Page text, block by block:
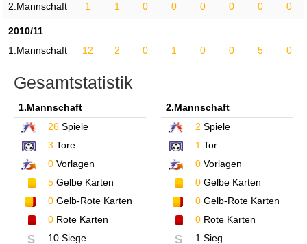
2.Mannschaft
1 1 0 0 0 0 0 0
2010/11
1.Mannschaft
12 2 0 1 0 0 5 0
Gesamtstatistik
1.Mannschaft
26 Spiele
3 Tore
0 Vorlagen
5 Gelbe Karten
0 Gelb-Rote Karten
0 Rote Karten
S 10 Siege
2.Mannschaft
2 Spiele
1 Tor
0Vorlagen
0Gelbe Karten
0Gelb-Rote Karten
0Rote Karten
S 1 Sieg